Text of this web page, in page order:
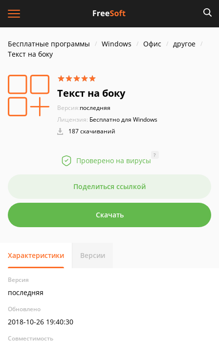
Бесплатные программы Windows Офис
другое
Текст на боку
Текст на боку
Версия:последняя
Лицензия: Бесплатно для Windows
187 скачиваний
Проверено на вирусы
?
Поделиться ссылкой
Скачать
Характеристики Версии
Версия
последняя
Обновлено
2018-10-26 19:40:30
Совместимость